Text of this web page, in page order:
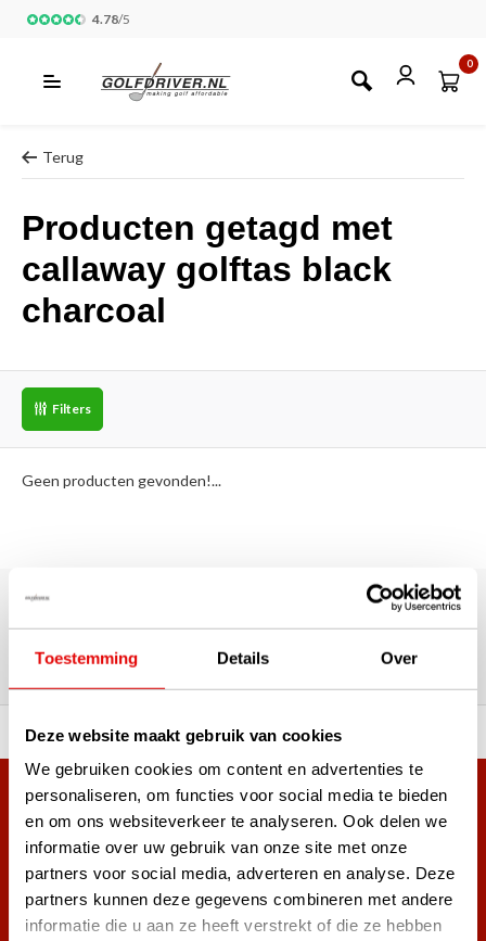
Toestemming Details Over
Deze website maakt gebruik van cookies
We gebruiken cookies om content en advertenties te
personaliseren, om functies voor social media te bieden
en om ons websiteverkeer te analyseren. Ook delen we
informatie over uw gebruik van onze site met onze
partners voor social media, adverteren en analyse. Deze
partners kunnen deze gegevens combineren met andere
informatie die u aan ze heeft verstrekt of die ze hebben
4.78/5
0
Terug
Producten getagd met
callaway golftas black
charcoal
Filters
Geen producten gevonden!...
180.000+ Klanten | 5.000+ Reviews | Trusted Shops, TrustPilot,
Google
Reviews: Onze klanten aan het
woord
A-merken! Vóór 15:00 besteld,
Meer dan 38.000 klanten hebben zich al
aangemeld.
Word ook lid van de nieuwsbrief en mis nooit meer de beste
golf aanbiedingen!